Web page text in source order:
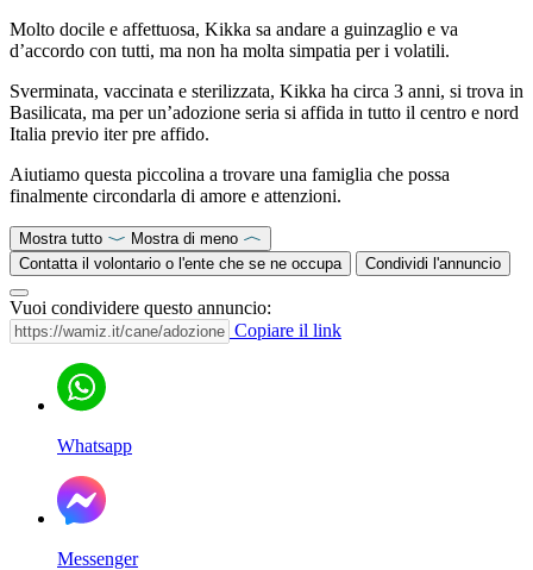
Molto docile e affettuosa, Kikka sa andare a guinzaglio e va
d’accordo con tutti, ma non ha molta simpatia per i volatili.
Sverminata, vaccinata e sterilizzata, Kikka ha circa 3 anni, si trova in
Basilicata, ma per un’adozione seria si affida in tutto il centro e nord
Italia previo iter pre affido.
Aiutiamo questa piccolina a trovare una famiglia che possa
finalmente circondarla di amore e attenzioni.
Mostra tutto
Mostra di meno
Contatta il volontario o l'ente che se ne occupa
Condividi l'annuncio
Vuoi condividere questo annuncio:
Copiare il link
Whatsapp
Messenger